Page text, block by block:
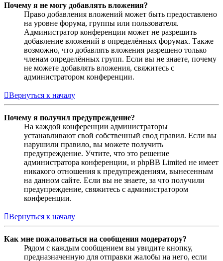
Почему я не могу добавлять вложения?
Право добавления вложений может быть предоставлено
на уровне форума, группы или пользователя.
Администратор конференции может не разрешить
добавление вложений в определённых форумах. Также
возможно, что добавлять вложения разрешено только
членам определённых групп. Если вы не знаете, почему
не можете добавлять вложения, свяжитесь с
администратором конференции.
Вернуться к началу
Почему я получил предупреждение?
На каждой конференции администраторы
устанавливают свой собственный свод правил. Если вы
нарушили правило, вы можете получить
предупреждение. Учтите, что это решение
администратора конференции, и phpBB Limited не имеет
никакого отношения к предупреждениям, вынесенным
на данном сайте. Если вы не знаете, за что получили
предупреждение, свяжитесь с администратором
конференции.
Вернуться к началу
Как мне пожаловаться на сообщения модератору?
Рядом с каждым сообщением вы увидите кнопку,
предназначенную для отправки жалобы на него, если